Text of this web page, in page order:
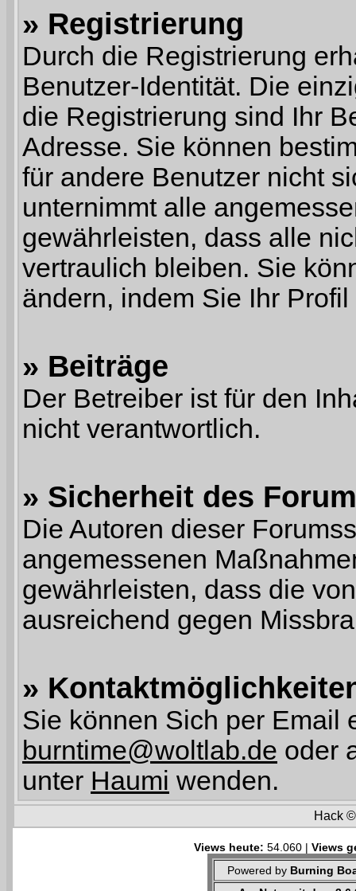
» Registrierung
Durch die Registrierung
Benutzer-Identität. Die
die Registrierung sind Ihr
Adresse. Sie können
für andere Benutzer nicht
unternimmt alle
gewährleisten, dass alle
vertraulich bleiben. Sie
ändern, indem Sie Ihr
» Beiträge
Der Betreiber ist für den
nicht verantwortlich.
» Sicherheit des
Die Autoren dieser
angemessenen
gewährleisten, dass die
ausreichend gegen
»
Sie können Sich per Email
burntime@woltlab.de oder
unter Haumi wenden.
Hack
Views heute: 54.060 | Views
Powered by Burning